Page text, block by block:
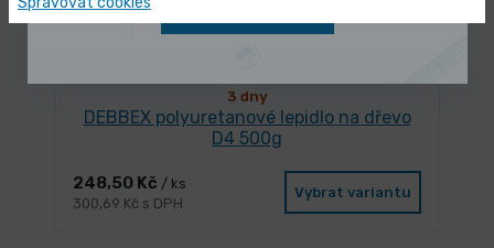
3 dny
DEBBEX polyuretanové lepidlo na dřevo
D4 500g
248,50 Kč / ks
300,69 Kč s DPH
Vybrat variantu